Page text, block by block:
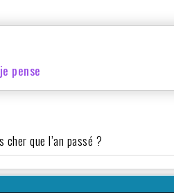
pense
que l’an passé ?